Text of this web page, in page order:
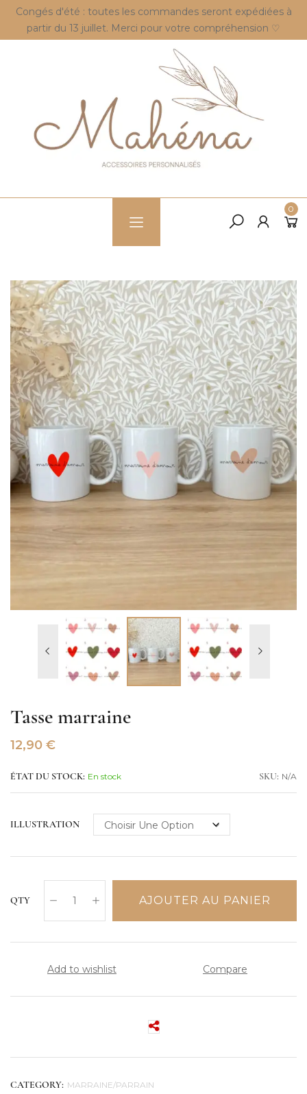
Congés d'été : toutes les commandes seront expédiées à
partir du 13 juillet. Merci pour votre compréhension ♡
0
Tasse marraine
12,90 €
ÉTAT DU STOCK: En stock SKU: N/A
ILLUSTRATION
QTY AJOUTER AU PANIER
Add to wishlist Compare
CATEGORY: MARRAINE/PARRAIN